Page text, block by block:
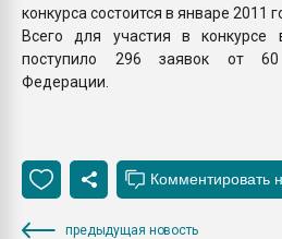
конкурса состоится в январе 2011
Всего для участия в конкурсе
поступило 296 заявок от 60
Федерации.
предыдущая новость